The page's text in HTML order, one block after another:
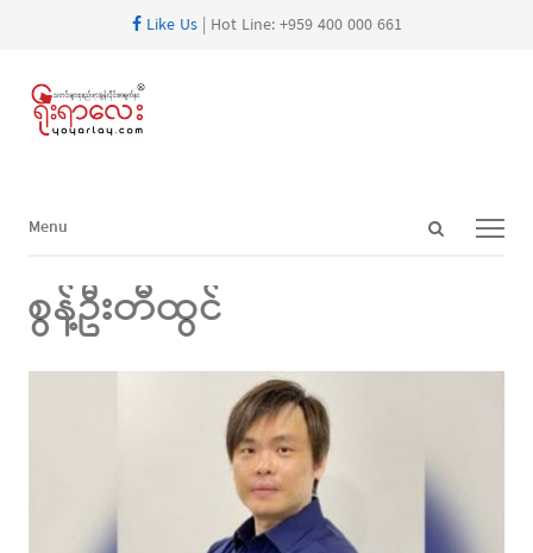
Like Us| Hot Line: +959 400 000 661
Open
Menu
Menu
စွန့်ဦးတီထွင်